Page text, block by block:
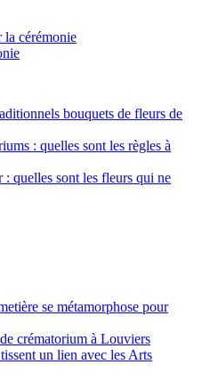
la cérémonie
bouquets de fleurs de
: quelles sont les règles à
quelles sont les fleurs qui ne
se métamorphose pour
crématorium à Louviers
un lien avec les Arts